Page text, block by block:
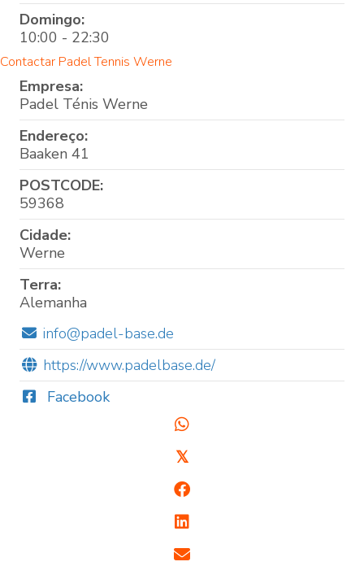
Domingo:
10:00 - 22:30
Contactar Padel Tennis Werne
Empresa:
Padel Ténis Werne
Endereço:
Baaken 41
POSTCODE:
59368
Cidade:
Werne
Terra:
Alemanha
info@padel-base.de
https://www.padelbase.de/
Facebook
𝕏